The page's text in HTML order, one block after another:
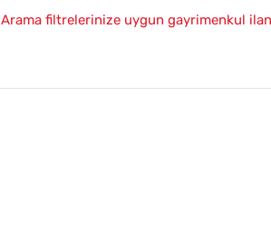
Arama filtrelerinize uygun gayrimenkul